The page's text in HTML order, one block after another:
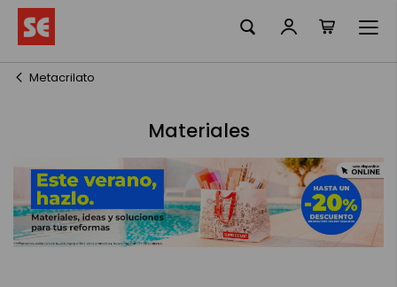
contenido
Metacrilato
Materiales